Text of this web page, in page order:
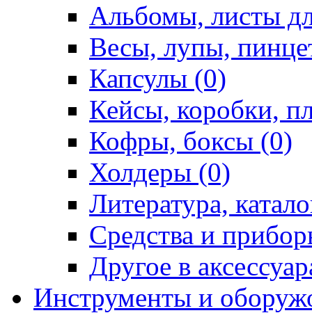
Альбомы, листы
Весы, лупы,
Капсулы (0)
Кейсы, коробки,
Кофры, боксы (0)
Холдеры (0)
Литература,
Средства и
Другое в
Инструменты и